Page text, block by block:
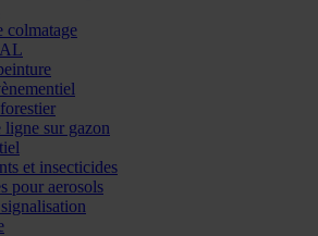
colmatage
ligne sur gazon
et insecticides
pour aerosols